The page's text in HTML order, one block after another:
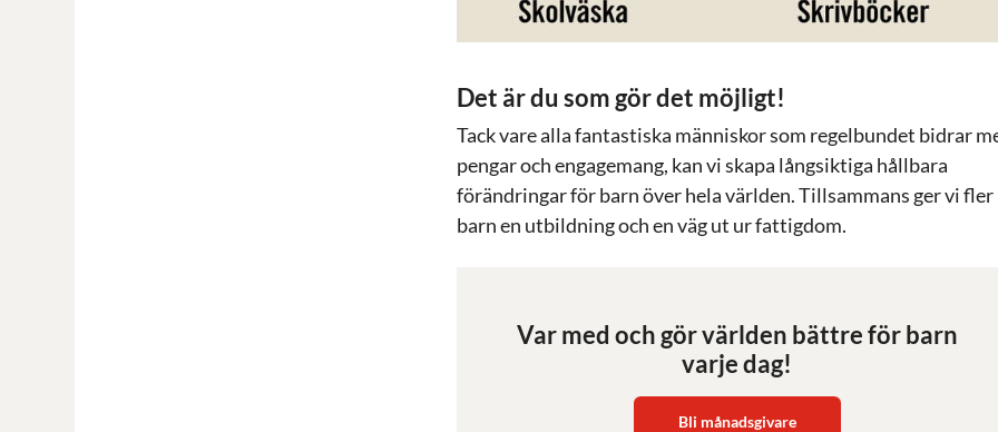
Det är du som gör det möjligt!
Tack vare alla fantastiska människor som regelbundet bidrar
pengar och engagemang, kan vi skapa långsiktiga hållbara
förändringar för barn över hela världen. Tillsammans ger vi fler
barn en utbildning och en väg ut ur fattigdom.
Var med och gör världen bättre för barn
varje dag!
Bli månadsgivare